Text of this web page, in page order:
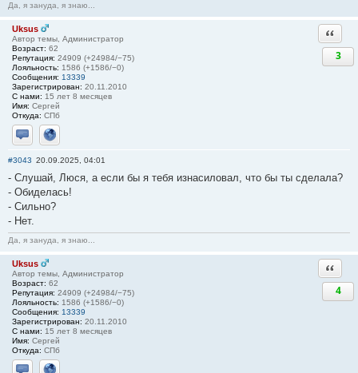
Да, я зануда, я знаю...
Uksus
Автор темы, Администратор
Возраст: 62
Репутация: 24909 (+24984/−75)
Лояльность: 1586 (+1586/−0)
Сообщения: 13339
Зарегистрирован: 20.11.2010
С нами: 15 лет 8 месяцев
Имя: Сергей
Откуда: СПб
Отправить личное сообщение
Сайт
3
#3043 20.09.2025, 04:01
- Слушай, Люся, а если бы я тебя изнасиловал, что бы ты сделала?
- Обиделась!
- Сильно?
- Нет.
Да, я зануда, я знаю...
Uksus
Автор темы, Администратор
Возраст: 62
Репутация: 24909 (+24984/−75)
Лояльность: 1586 (+1586/−0)
Сообщения: 13339
Зарегистрирован: 20.11.2010
С нами: 15 лет 8 месяцев
Имя: Сергей
Откуда: СПб
4